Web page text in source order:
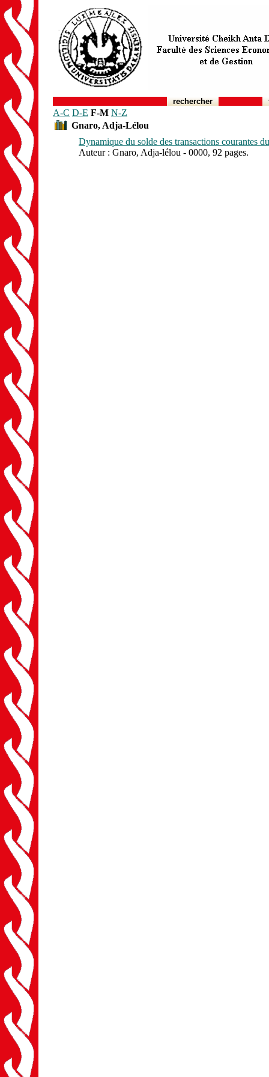
rechercher
A-C D-E F-M N-Z
Gnaro, Adja-Lélou
Dynamique du solde des transactions courantes
Auteur : Gnaro, Adja-lélou - 0000, 92 pages.